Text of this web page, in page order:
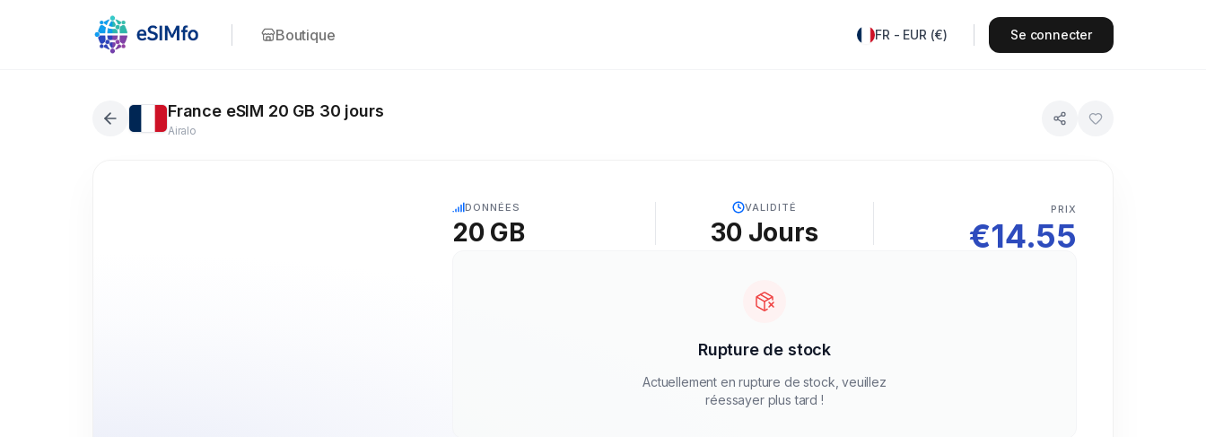
Boutique FR - EUR (€) Se connecter
France eSIM 20 GB 30 jours
Airalo
DONNÉES
20 GB
VALIDITÉ
30 Jours
PRIX
€14.55
Rupture de stock
Actuellement en rupture de stock, veuillez
réessayer plus tard !